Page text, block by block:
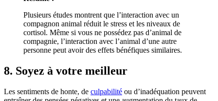
Plusieurs études montrent que l’interaction avec un
compagnon animal réduit le stress et les niveaux de
cortisol. Même si vous ne possédez pas d’animal de
compagnie, l’interaction avec l’animal d’une autre
personne peut avoir des effets bénéfiques similaires.
8. Soyez à votre meilleur
Les sentiments de honte, de culpabilité ou d’inadéquation peuvent